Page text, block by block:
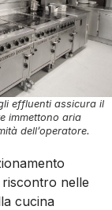
effluenti assicura il
immettono aria
dell’operatore.
nelle
cucina